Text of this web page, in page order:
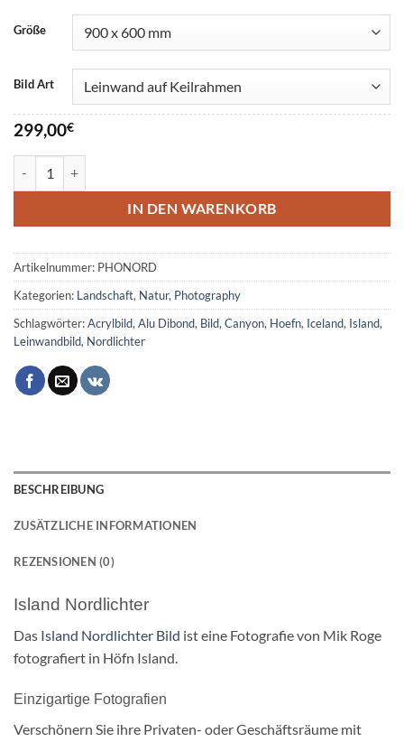
Größe
Bild Art
299,00€
IN DEN WARENKORB
Artikelnummer: PHONORD
Kategorien: Landschaft, Natur, Photography
Schlagwörter:Acrylbild, Alu Dibond, Bild, Canyon, Hoefn, Iceland, Island,
Leinwandbild, Nordlichter
BESCHREIBUNG
ZUSÄTZLICHE INFORMATIONEN
REZENSIONEN (0)
Island Nordlichter
Das Island Nordlichter Bild ist eine Fotografie von Mik Roge
fotografiert in Höfn Island.
Einzigartige Fotografien
Verschönern Sie ihre Privaten- oder Geschäftsräume mit